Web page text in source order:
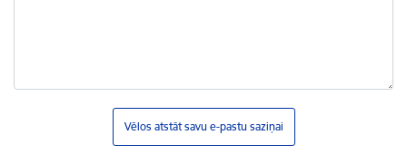
Vēlos atstāt savu e-pastu saziņai